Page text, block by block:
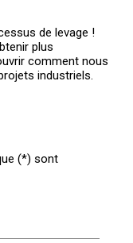
de levage !
plus
comment nous
industriels.
(*) sont